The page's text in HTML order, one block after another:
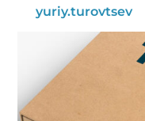
yuriy.turovtsev